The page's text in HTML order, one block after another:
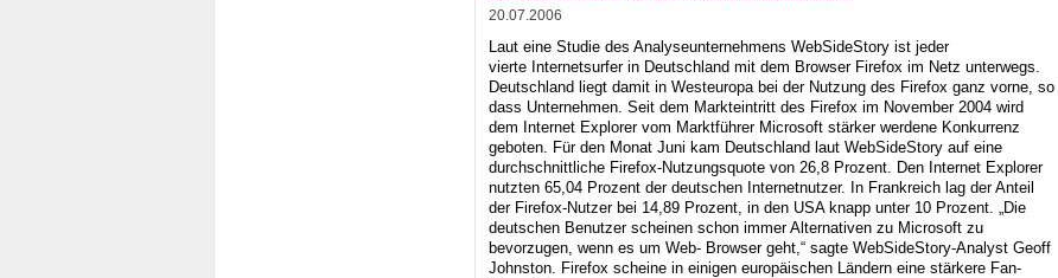
20.07.2006
Laut eine Studie des Analyseunternehmens WebSideStory ist jeder
vierte Internetsurfer in Deutschland mit dem Browser Firefox im Netz unterwegs.
Deutschland liegt damit in Westeuropa bei der Nutzung des Firefox ganz vorne, so
dass Unternehmen. Seit dem Markteintritt des Firefox im November 2004 wird
dem Internet Explorer vom Marktführer Microsoft stärker werdene Konkurrenz
geboten. Für den Monat Juni kam Deutschland laut WebSideStory auf eine
durchschnittliche Firefox-Nutzungsquote von 26,8 Prozent. Den Internet Explorer
nutzten 65,04 Prozent der deutschen Internetnutzer. In Frankreich lag der Anteil
der Firefox-Nutzer bei 14,89 Prozent, in den USA knapp unter 10 Prozent. „Die
deutschen Benutzer scheinen schon immer Alternativen zu Microsoft zu
bevorzugen, wenn es um Web- Browser geht,“ sagte WebSideStory-Analyst Geoff
Johnston. Firefox scheine in einigen europäischen Ländern eine stärkere Fan-